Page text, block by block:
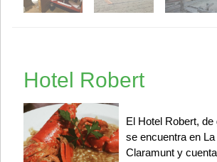
Hotel Robert
El Hotel Robert, de
se encuentra en
Claramunt y